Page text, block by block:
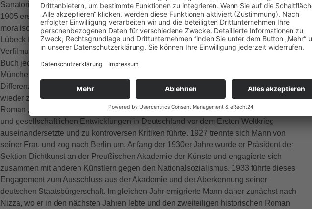
Sanatoriumsaufenthalten unterziehen und unternahm verschiedene Reisen. Sein
1905 erschienener Roman „Professor Unrat oder das Ende eines Tyrannen“, der den
moralischen Verfall eines sittenstrengen Gymnasiallehrers zum Thema hat, sorgte in
Lübeck für einen Skandal und wurde faktisch mit einem Verbot belegt. Durch die
Verfilmung 1930 unter dem Titel „Der blaue Engel“ mit Marlene Dietrich erlangte das
Buch jedoch weltweite Bekanntheit. 1914 heiratete Heinrich Mann und ließ sich in
München nieder, zwei Jahre später wurde seine einzige Tochter geboren. Politische
Differenzen führten 1915 zum Bruch mit seinem Bruder Thomas, erst 1922 kam es
wieder zu einer Annäherung zwischen den Geschwistern. 1918 wurde Heinrichs
Roman „Der Untertan“ herausgegeben, der sich in kritischer Weise mit den politischen
und gesellschaftlichen Entwicklungen in Deutschland vor dem Ersten Weltkrieg
auseinandersetzte und zu kontroversen Kritiken führte. 1927 trennte sich Mann von
seiner Frau und zog nach Berlin um. Anfang der 1930er Jahre wurde er Präsident der
Sektion Dichtkunst an der Preußischen Akademie der Künste und engagierte sich
zusammen mit anderen Künstlern gegen den Nationalsozialismus. 1933 führte dieses
Engagement zum Ausschluss aus der Akademie und der Aberkennung seiner
deutschen Staatsbürgerschaft. Im gleichen Jahr emigrierte Mann daher zunächst nach
Nizza, wo er in den nächsten Jahren lebte und den zweiteiligen historischen Roman